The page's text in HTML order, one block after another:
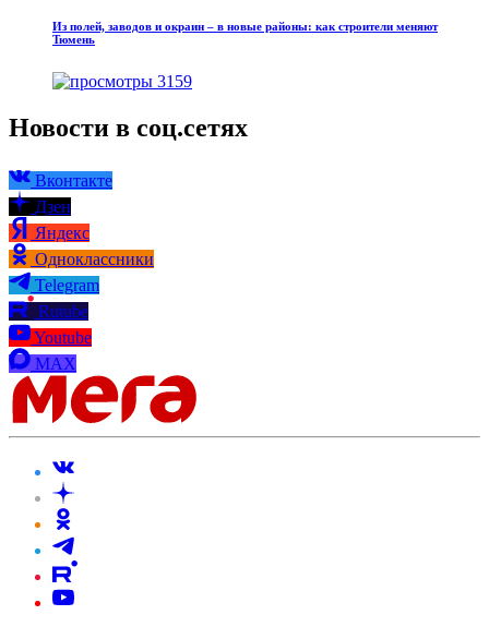
Из полей, заводов и окраин – в новые районы: как строители меняют
Тюмень
3159
Новости в соц.сетях
Вконтакте
Дзен
Яндекс
Одноклассники
Telegram
Rutube
Youtube
MAX